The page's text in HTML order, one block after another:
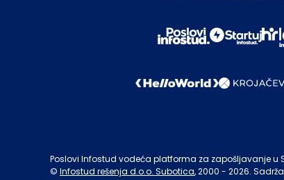
Poslovi Infostud vodeća platforma za zapošljavanje u
© Infostud rešenja d.o.o. Subotica, 2000 - 2026.